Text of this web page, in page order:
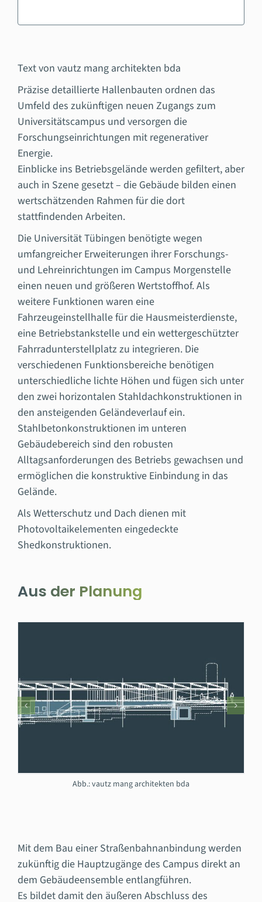
Text von vautz mang architekten bda
Präzise detaillierte Hallenbauten ordnen das
Umfeld des zukünftigen neuen Zugangs zum
Universitätscampus und versorgen die
Forschungseinrichtungen mit regenerativer
Energie.
Einblicke ins Betriebsgelände werden gefiltert, aber
auch in Szene gesetzt – die Gebäude bilden einen
wertschätzenden Rahmen für die dort
stattfindenden Arbeiten.
Die Universität Tübingen benötigte wegen
umfangreicher Erweiterungen ihrer Forschungs-
und Lehreinrichtungen im Campus Morgenstelle
einen neuen und größeren Wertstoffhof. Als
weitere Funktionen waren eine
Fahrzeugeinstellhalle für die Hausmeisterdienste,
eine Betriebstankstelle und ein wettergeschützter
Fahrradunterstellplatz zu integrieren. Die
verschiedenen Funktionsbereiche benötigen
unterschiedliche lichte Höhen und fügen sich unter
den zwei horizontalen Stahldachkonstruktionen in
den ansteigenden Geländeverlauf ein.
Stahlbetonkonstruktionen im unteren
Gebäudebereich sind den robusten
Alltagsanforderungen des Betriebs gewachsen und
ermöglichen die konstruktive Einbindung in das
Gelände.
Als Wetterschutz und Dach dienen mit
Photovoltaikelementen eingedeckte
Shedkonstruktionen.
Aus der Planung
Abb.: vautz mang architekten bda
Mit dem Bau einer Straßenbahnanbindung werden
zukünftig die Hauptzugänge des Campus direkt an
dem Gebäudeensemble entlangführen.
Es bildet damit den äußeren Abschluss des